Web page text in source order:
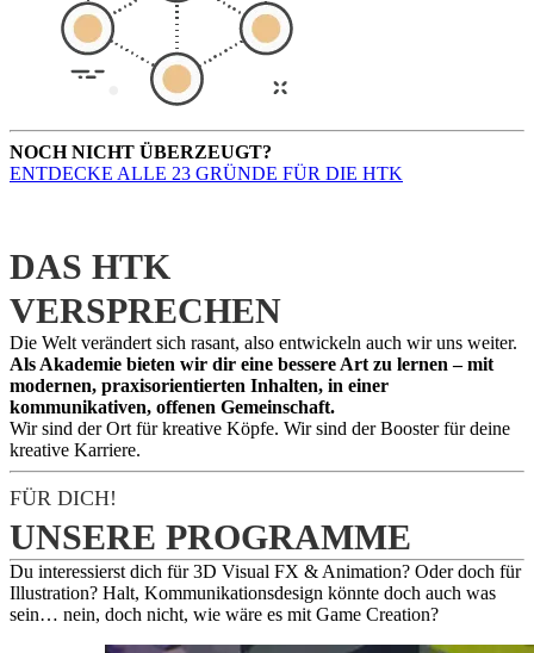
NOCH NICHT ÜBERZEUGT?
ENTDECKE ALLE 23 GRÜNDE FÜR DIE HTK
DAS HTK
VERSPRECHEN
Die Welt verändert sich rasant, also entwickeln auch wir uns weiter.
Als Akademie bieten wir dir eine bessere Art zu lernen – mit
modernen, praxisorientierten Inhalten, in einer
kommunikativen, offenen Gemeinschaft.
Wir sind der Ort für kreative Köpfe. Wir sind der Booster für deine
kreative Karriere.
FÜR DICH!
UNSERE PROGRAMME
Du interessierst dich für 3D Visual FX & Animation? Oder doch für
Illustration? Halt, Kommunikationsdesign könnte doch auch was
sein… nein, doch nicht, wie wäre es mit Game Creation?